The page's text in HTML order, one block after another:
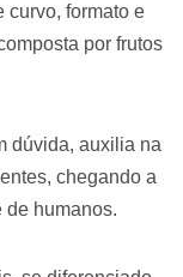
curvo, formato e
por frutos
dúvida, auxilia na
chegando a
de humanos.